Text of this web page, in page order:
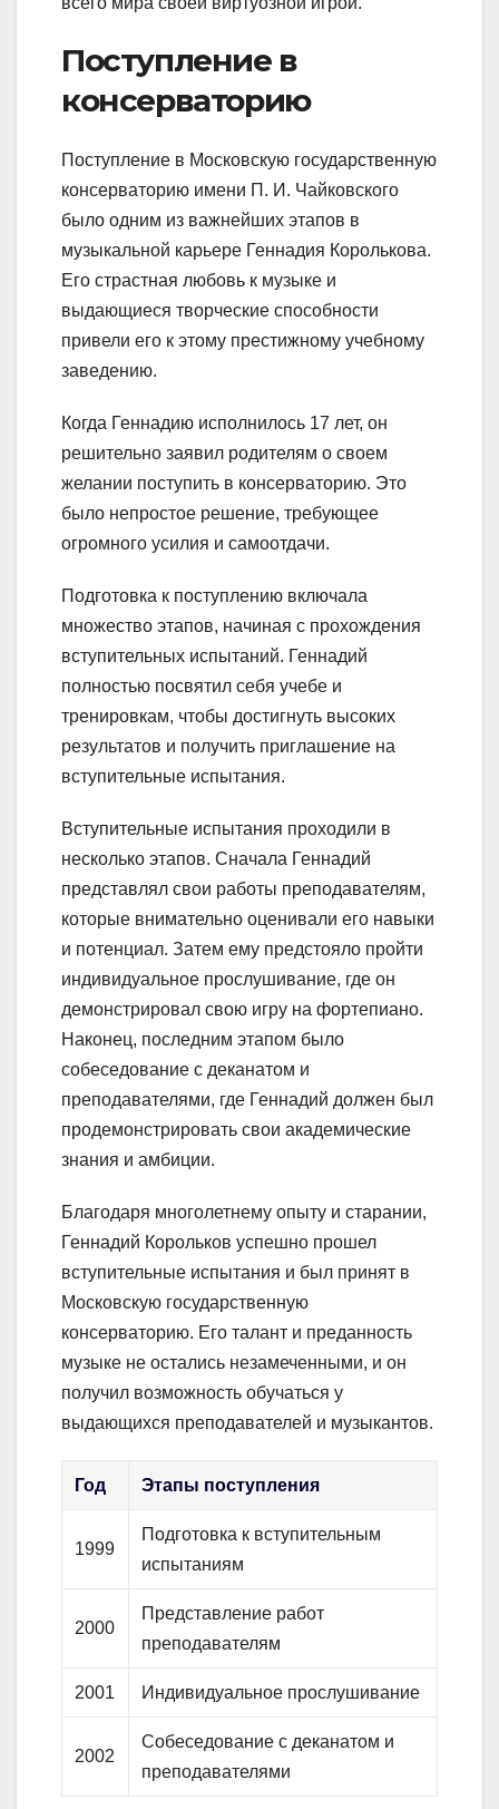
Поступление в
консерваторию
Поступление в Московскую государственную
консерваторию имени П. И. Чайковского
было одним из важнейших этапов в
музыкальной карьере Геннадия Королькова.
Его страстная любовь к музыке и
выдающиеся творческие способности
привели его к этому престижному учебному
заведению.
Когда Геннадию исполнилось 17 лет, он
решительно заявил родителям о своем
желании поступить в консерваторию. Это
было непростое решение, требующее
огромного усилия и самоотдачи.
Подготовка к поступлению включала
множество этапов, начиная с прохождения
вступительных испытаний. Геннадий
полностью посвятил себя учебе и
тренировкам, чтобы достигнуть высоких
результатов и получить приглашение на
вступительные испытания.
Вступительные испытания проходили в
несколько этапов. Сначала Геннадий
представлял свои работы преподавателям,
которые внимательно оценивали его навыки
и потенциал. Затем ему предстояло пройти
индивидуальное прослушивание, где он
демонстрировал свою игру на фортепиано.
Наконец, последним этапом было
собеседование с деканатом и
преподавателями, где Геннадий должен был
продемонстрировать свои академические
знания и амбиции.
Благодаря многолетнему опыту и старании,
Геннадий Корольков успешно прошел
вступительные испытания и был принят в
Московскую государственную
консерваторию. Его талант и преданность
музыке не остались незамеченными, и он
получил возможность обучаться у
выдающихся преподавателей и музыкантов.
Год Этапы поступления
1999
Подготовка к вступительным
испытаниям
2000
Представление работ
преподавателям
2001 Индивидуальное прослушивание
2002
Собеседование с деканатом и
преподавателями